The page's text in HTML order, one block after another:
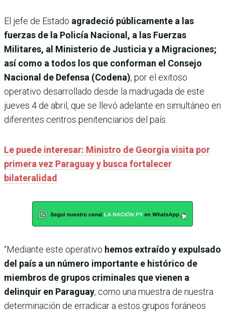
El jefe de Estado agradeció públicamente a las
fuerzas de la Policía Nacional, a las Fuerzas
Militares, al Ministerio de Justicia y a Migraciones;
así como a todos los que conforman el Consejo
Nacional de Defensa (Codena), por el exitoso
operativo desarrollado desde la madrugada de este
jueves 4 de abril, que se llevó adelante en simultáneo en
diferentes centros penitenciarios del país.
Le puede interesar: Ministro de Georgia visita por
primera vez Paraguay y busca fortalecer
bilateralidad
“Mediante este operativo hemos extraído y expulsado
del país a un número importante e histórico de
miembros de grupos criminales que vienen a
delinquir en Paraguay, como una muestra de nuestra
determinación de erradicar a estos grupos foráneos